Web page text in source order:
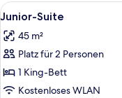
Alle
Fotos
für
Junior-
Suite
anzeigen
2
Junior-Suite
45 m²
Platz für 2 Personen
1 King-Bett
Kostenloses WLAN